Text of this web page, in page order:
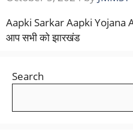
Aapki Sarkar Aapki Yojana
आप सभी को झारखंड
Search